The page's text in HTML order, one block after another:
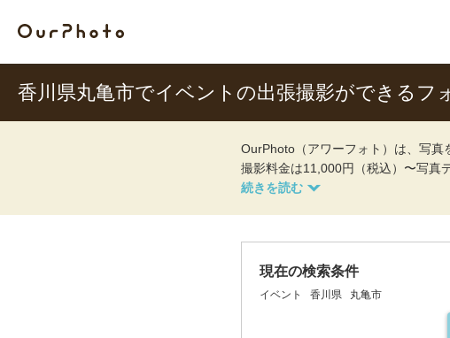
香川県丸亀市でイベントの出張撮影ができるフ
OurPhoto（アワーフォト）は、写真
撮影料金は11,000円（税込）〜写真
現在の検索条件
イベント 香川県 丸亀市